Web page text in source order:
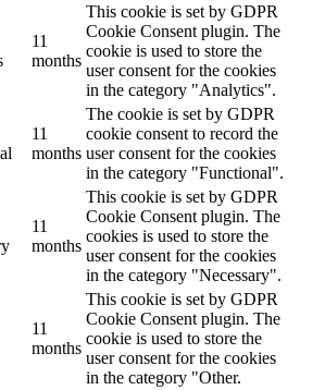
11
months
This cookie is set by GDPR
Cookie Consent plugin. The
cookie is used to store the
user consent for the cookies
in the category "Analytics".
11
months
The cookie is set by GDPR
cookie consent to record the
user consent for the cookies
in the category "Functional".
11
months
This cookie is set by GDPR
Cookie Consent plugin. The
cookies is used to store the
user consent for the cookies
in the category "Necessary".
11
months
This cookie is set by GDPR
Cookie Consent plugin. The
cookie is used to store the
user consent for the cookies
in the category "Other.